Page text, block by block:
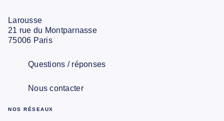
Larousse
21 rue du Montparnasse
75006 Paris
Questions / réponses
Nous contacter
NOS RÉSEAUX